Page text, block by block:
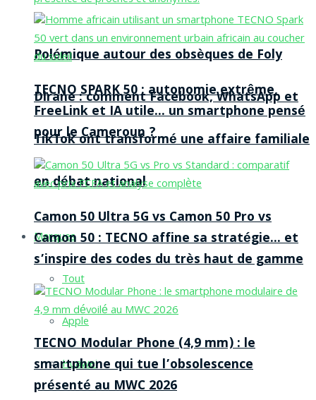
Polémique autour des obsèques de Foly
Dirane : comment Facebook, WhatsApp et
TikTok ont transformé une affaire familiale
en débat national
Marques
Tout
Apple
Huawei
TECNO SPARK 50 : autonomie extrême,
FreeLink et IA utile… un smartphone pensé
pour le Cameroun ?
Camon 50 Ultra 5G vs Camon 50 Pro vs
Camon 50 : TECNO affine sa stratégie… et
s’inspire des codes du très haut de gamme
TECNO Modular Phone (4,9 mm) : le
smartphone qui tue l’obsolescence
présenté au MWC 2026